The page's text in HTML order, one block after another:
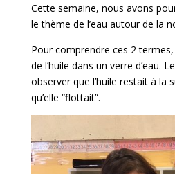
Cette semaine, nous avons
le thème de l’eau autour de la
Pour comprendre ces 2
de l’huile dans un verre d’eau.
observer que l’huile restait à la
qu’elle “flottait”.